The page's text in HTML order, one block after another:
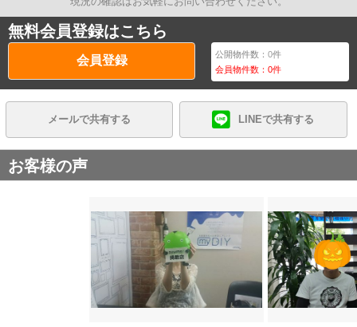
無料会員登録はこちら
会員登録 公開物件数：0件
会員物件数：0件
メールで共有する LINEで共有する
お客様の声